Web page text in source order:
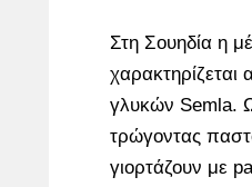
Στη Σουηδία η
γλυκών Semla.
τρώγοντας
γιορτάζουν με